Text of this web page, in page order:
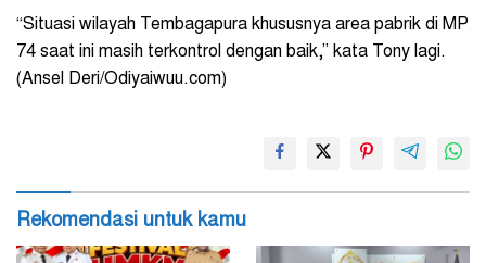
“Situasi wilayah Tembagapura khususnya area pabrik di MP
74 saat ini masih terkontrol dengan baik,” kata Tony lagi.
(Ansel Deri/Odiyaiwuu.com)
Rekomendasi untuk kamu